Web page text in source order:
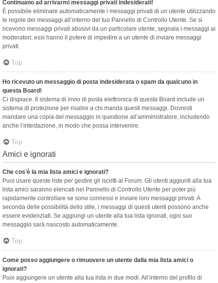
Continuano ad arrivarmi messaggi privati indesiderati!
È possibile eliminare automaticamente i messaggi privati ​​di un utente utilizzando
le regole dei messaggi all’interno del tuo Pannello di Controllo Utente. Se si
ricevono messaggi privati ​​abusivi da un particolare utente, segnala i messaggi ai
moderatori; essi hanno il potere di impedire a un utente di inviare messaggi
privati​​.
Top
Ho ricevuto un messaggio di posta indesiderata o spam da qualcuno in
questa Board!
Ci dispiace. Il sistema di invio di posta elettronica di questa Board include un
sistema di protezione per risalire a chi manda questi messaggi. Dovresti
mandare una copia del messaggio in questione all’amministratore, includendo
anche l’intestazione, in modo che possa intervenire.
Top
Amici e ignorati
Che cos’è la mia lista amici e ignorati?
Puoi usare queste liste per gestire gli iscritti al Forum. Gli utenti aggiunti alla tua
lista amici saranno elencati nel Pannello di Controllo Utente per poter più
rapidamente controllare se sono connessi e inviare loro messaggi privati. A
seconda delle possibilità dello stile, i messaggi di questi utenti possono anche
essere evidenziati. Se aggiungi un utente alla tua lista ignorati, ogni suo
messaggio sarà nascosto automaticamente.
Top
Come posso aggiungere o rimuovere un utente dalla mia lista amici o
ignorati?
Puoi aggiungere un utente alla tua lista in due modi. All’interno del profilo di